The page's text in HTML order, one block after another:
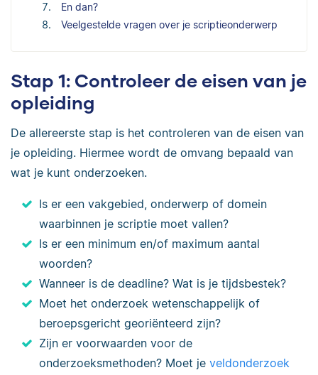
En dan?
Veelgestelde vragen over je scriptieonderwerp
Stap 1: Controleer de eisen van je
opleiding
De allereerste stap is het controleren van de eisen van
je opleiding. Hiermee wordt de omvang bepaald van
wat je kunt onderzoeken.
Is er een vakgebied, onderwerp of domein
waarbinnen je scriptie moet vallen?
Is er een minimum en/of maximum aantal
woorden?
Wanneer is de deadline? Wat is je tijdsbestek?
Moet het onderzoek wetenschappelijk of
beroepsgericht georiënteerd zijn?
Zijn er voorwaarden voor de
onderzoeksmethoden? Moet je veldonderzoek